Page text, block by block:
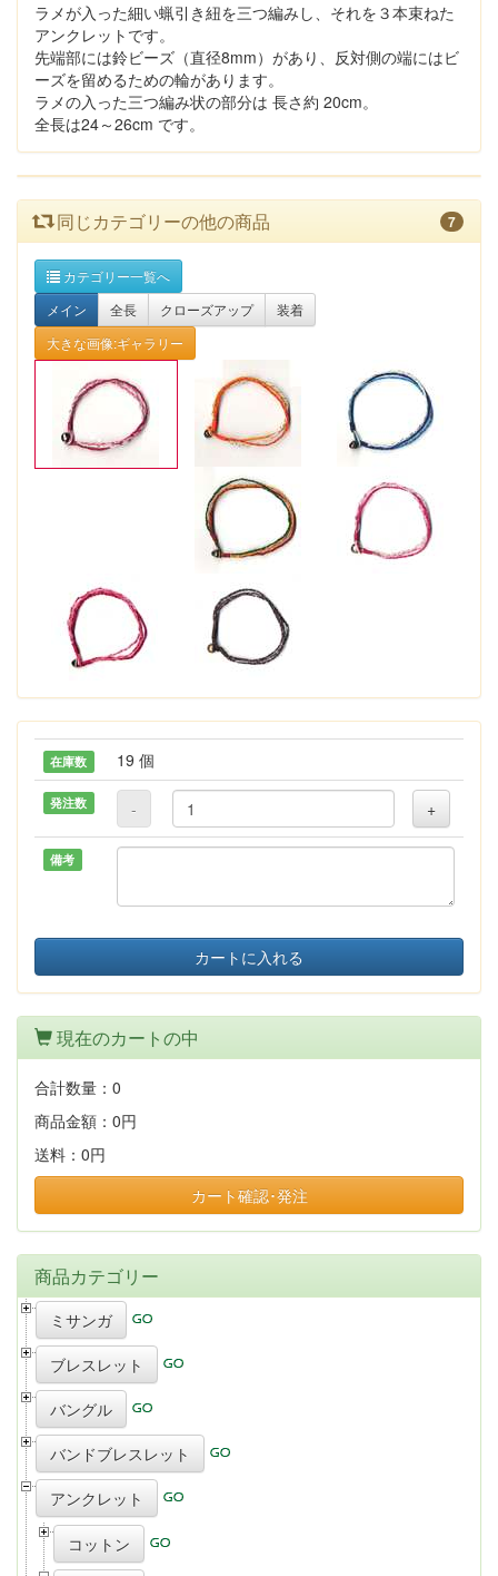
ラメが入った細い蝋引き紐を三つ編みし、それを３本束ねた
アンクレットです。
先端部には鈴ビーズ（直径8mm）があり、反対側の端にはビ
ーズを留めるための輪があります。
ラメの入った三つ編み状の部分は 長さ約 20cm。
全長は24～26cm です。
同じカテゴリーの他の商品 7
カテゴリー一覧へ
メイン
全長 クローズアップ
装着
大きな画像:ギャラリー
在庫数 19 個
発注数 - +
備考
カートに入れる
現在のカートの中
合計数量： 0
商品金額： 0円
送料： 0円
カート確認･発注
商品カテゴリー
ミサンガ
ブレスレット
バングル
バンドブレスレット
アンクレット
コットン